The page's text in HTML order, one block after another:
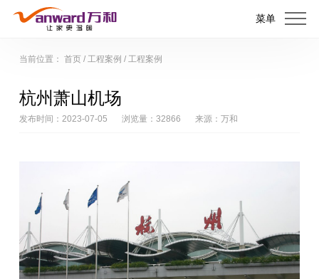
菜单
当前位置： 首页/ 工程案例 / 工程案例
杭州萧山机场
发布时间：2023-07-05 浏览量：32866 来源：万和